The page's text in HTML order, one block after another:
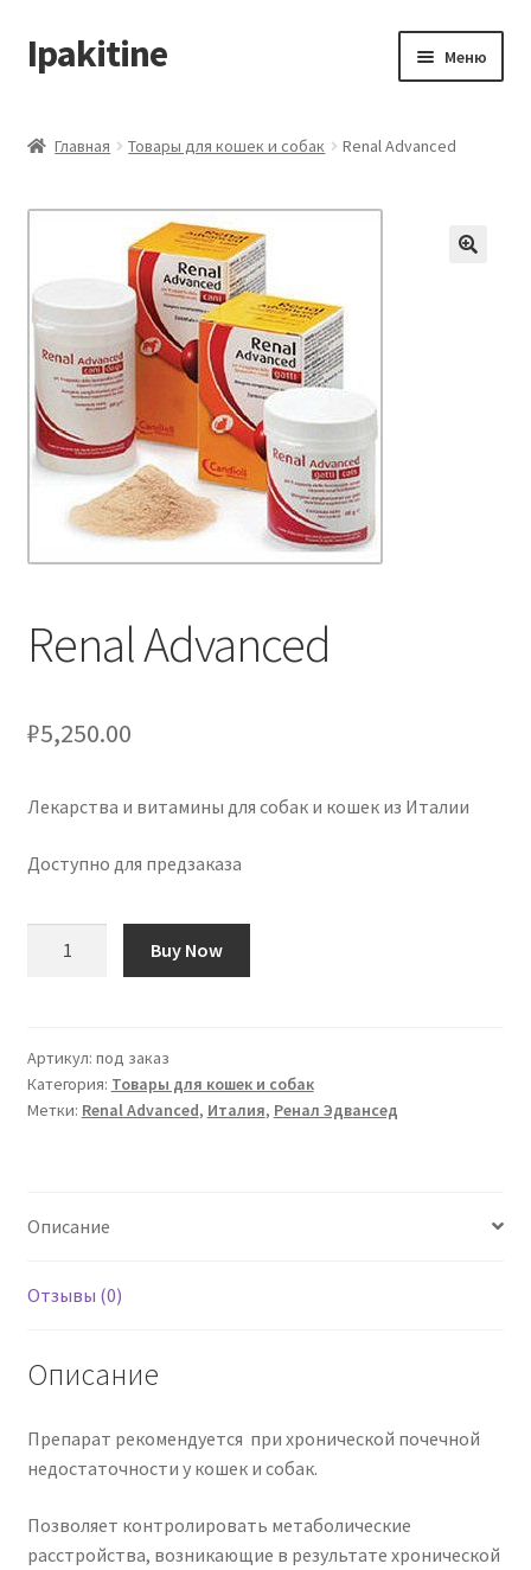
Перейти
к
Перейти
к
Ipakitine Меню
Магазин
Мой аккаунт
Оформление заказа
Подтверждение заказа
Главная Товары для кошек и собак Renal Advanced
Renal Advanced
₽5,250.00
Лекарства и витамины для собак и кошек из Италии
Доступно для предзаказа
Buy Now
Артикул: под заказ
Категория: Товары для кошек и собак
Метки: Renal Advanced, Италия, Ренал Эдвансед
Описание
Отзывы (0)
Описание
Препарат рекомендуется при хронической почечной
недостаточности у кошек и собак.
Позволяет контролировать метаболические
расстройства, возникающие в результате хронической